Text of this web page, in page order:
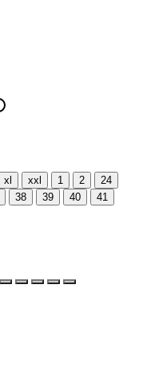
xl xxl 1 2
24
38 39 40
41